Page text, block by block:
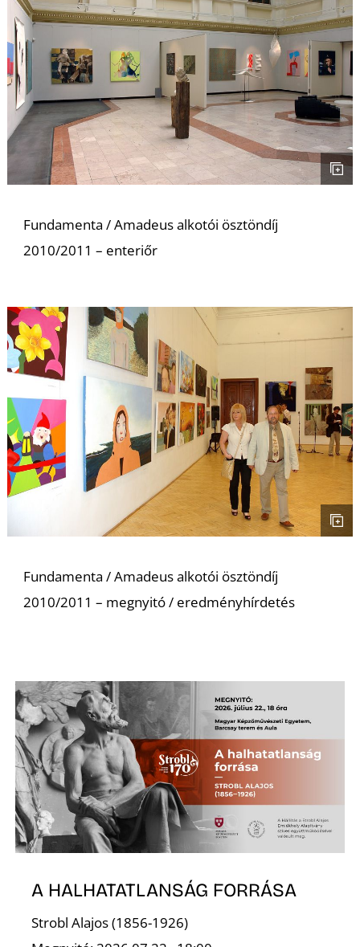
Fundamenta / Amadeus alkotói ösztöndíj
2010/2011 – enteriőr
Fundamenta / Amadeus alkotói ösztöndíj
2010/2011 – megnyitó / eredményhírdetés
A HALHATATLANSÁG FORRÁSA
Strobl Alajos (1856-1926)